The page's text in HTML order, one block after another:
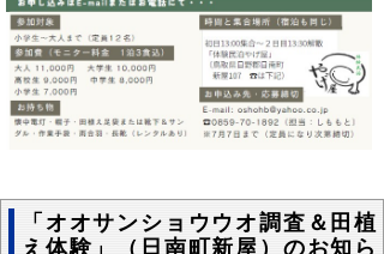
「オオサンショウウオ調査＆田植
え体験」（日南町新屋）のお知ら